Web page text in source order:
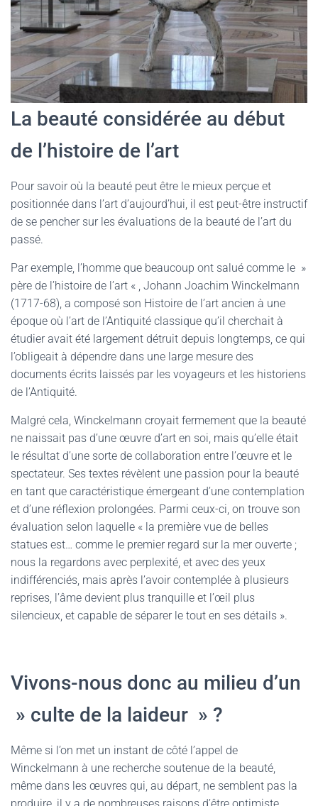
La beauté considérée au début
de l’histoire de l’art
Pour savoir où la beauté peut être le mieux perçue et
positionnée dans l’art d’aujourd’hui, il est peut-être instructif
de se pencher sur les évaluations de la beauté de l’art du
passé.
Par exemple, l’homme que beaucoup ont salué comme le »
père de l’histoire de l’art « , Johann Joachim Winckelmann
(1717-68), a composé son Histoire de l’art ancien à une
époque où l’art de l’Antiquité classique qu’il cherchait à
étudier avait été largement détruit depuis longtemps, ce qui
l’obligeait à dépendre dans une large mesure des
documents écrits laissés par les voyageurs et les historiens
de l’Antiquité.
Malgré cela, Winckelmann croyait fermement que la beauté
ne naissait pas d’une œuvre d’art en soi, mais qu’elle était
le résultat d’une sorte de collaboration entre l’œuvre et le
spectateur. Ses textes révèlent une passion pour la beauté
en tant que caractéristique émergeant d’une contemplation
et d’une réflexion prolongées. Parmi ceux-ci, on trouve son
évaluation selon laquelle « la première vue de belles
statues est… comme le premier regard sur la mer ouverte ;
nous la regardons avec perplexité, et avec des yeux
indifférenciés, mais après l’avoir contemplée à plusieurs
reprises, l’âme devient plus tranquille et l’œil plus
silencieux, et capable de séparer le tout en ses détails ».
Vivons-nous donc au milieu d’un
» culte de la laideur » ?
Même si l’on met un instant de côté l’appel de
Winckelmann à une recherche soutenue de la beauté,
même dans les œuvres qui, au départ, ne semblent pas la